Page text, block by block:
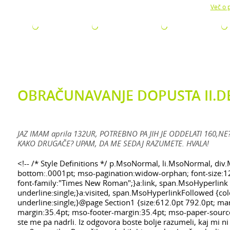
Več o
OBRAČUNAVANJE DOPUSTA
JAZ IMAM aprila 132UR, POTREBNO PA JIH JE ODDELATI
KAKO DRUGAČE? UPAM, DA ME SEDAJ RAZUMETE. HVALA!
<!-- /* Style Definitions */ p.MsoNormal, li.MsoNormal,
bottom:.0001pt; mso-pagination:widow-orphan; font-
font-family:"Times New Roman";}a:link,
underline:single;}a:visited, span.MsoHyperlinkFollowed
underline:single;}@page Section1 {size:612.0pt 792.0pt;
margin:35.4pt; mso-footer-margin:35.4pt; mso-paper-
ste me pa nadrli. Iz odgovora boste bolje razumeli, kaj mi